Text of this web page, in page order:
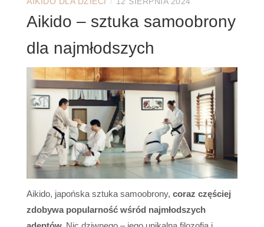
Aikido – sztuka samoobrony
dla najmłodszych
Aikido, japońska sztuka samoobrony, coraz częściej
zdobywa popularność wśród najmłodszych